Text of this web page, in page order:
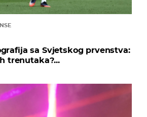
sa Svjetskog prvenstva:
trenutaka?...